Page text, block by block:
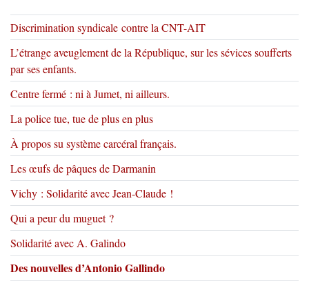
Discrimination syndicale contre la CNT-AIT
L’étrange aveuglement de la République, sur les sévices soufferts
par ses enfants.
Centre fermé : ni à Jumet, ni ailleurs.
La police tue, tue de plus en plus
À propos su système carcéral français.
Les œufs de pâques de Darmanin
Vichy : Solidarité avec Jean-Claude !
Qui a peur du muguet ?
Solidarité avec A. Galindo
Des nouvelles d’Antonio Gallindo